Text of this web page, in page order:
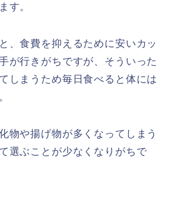
す。
、食費を抑えるために安いカッ
が行きがちですが、そういった
しまうため毎日食べると体には
物や揚げ物が多くなってしまう
選ぶことが少なくなりがちで